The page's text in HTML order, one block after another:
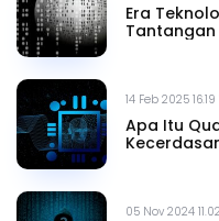
Era
14 Feb 2025
Apa Itu
05 Nov 2024